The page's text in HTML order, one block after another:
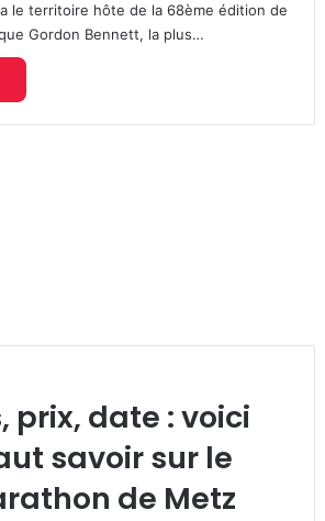
le territoire hôte de la 68ème édition de
Gordon Bennett, la plus…
prix, date : voici
savoir sur le
de Metz